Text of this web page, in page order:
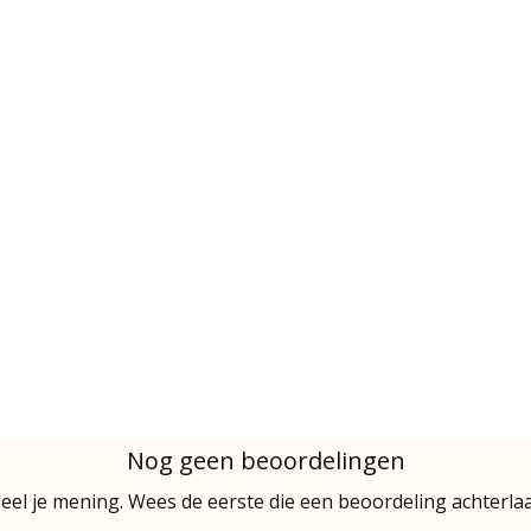
Nog geen beoordelingen
je mening. Wees de eerste die een beoordeling